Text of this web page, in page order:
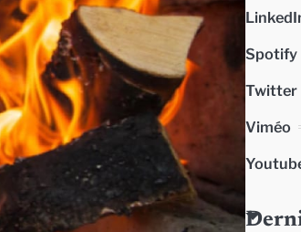
Spotify
Twitter
Viméo